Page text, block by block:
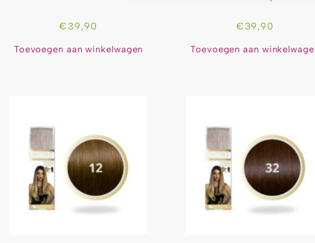
€39,90
Toevoegen aan winkelwagen
€39,90
Toevoegen aan